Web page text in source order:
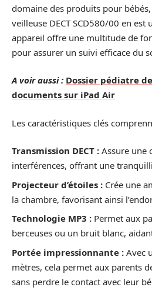
domaine des produits pour bébés,
veilleuse DECT SCD580/00 en est
appareil offre une multitude de
pour assurer un suivi efficace du
A voir aussi : Dossier pédiatre
documents sur iPad Air
Les caractéristiques clés
Transmission DECT : Assure une
interférences, offrant une
Projecteur d’étoiles : Crée une
la chambre, favorisant ainsi
Technologie MP3 : Permet aux
berceuses ou un bruit blanc,
Portée impressionnante : Avec
mètres, cela permet aux parents
sans perdre le contact avec leur